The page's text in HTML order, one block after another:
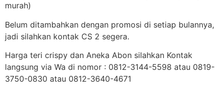
murah)
Belum ditambahkan dengan promosi di setiap bulannya,
jadi silahkan kontak CS 2 segera.
Harga teri crispy dan Aneka Abon silahkan Kontak
langsung via Wa di nomor : 0812-3144-5598 atau 0819-
3750-0830 atau 0812-3640-4671